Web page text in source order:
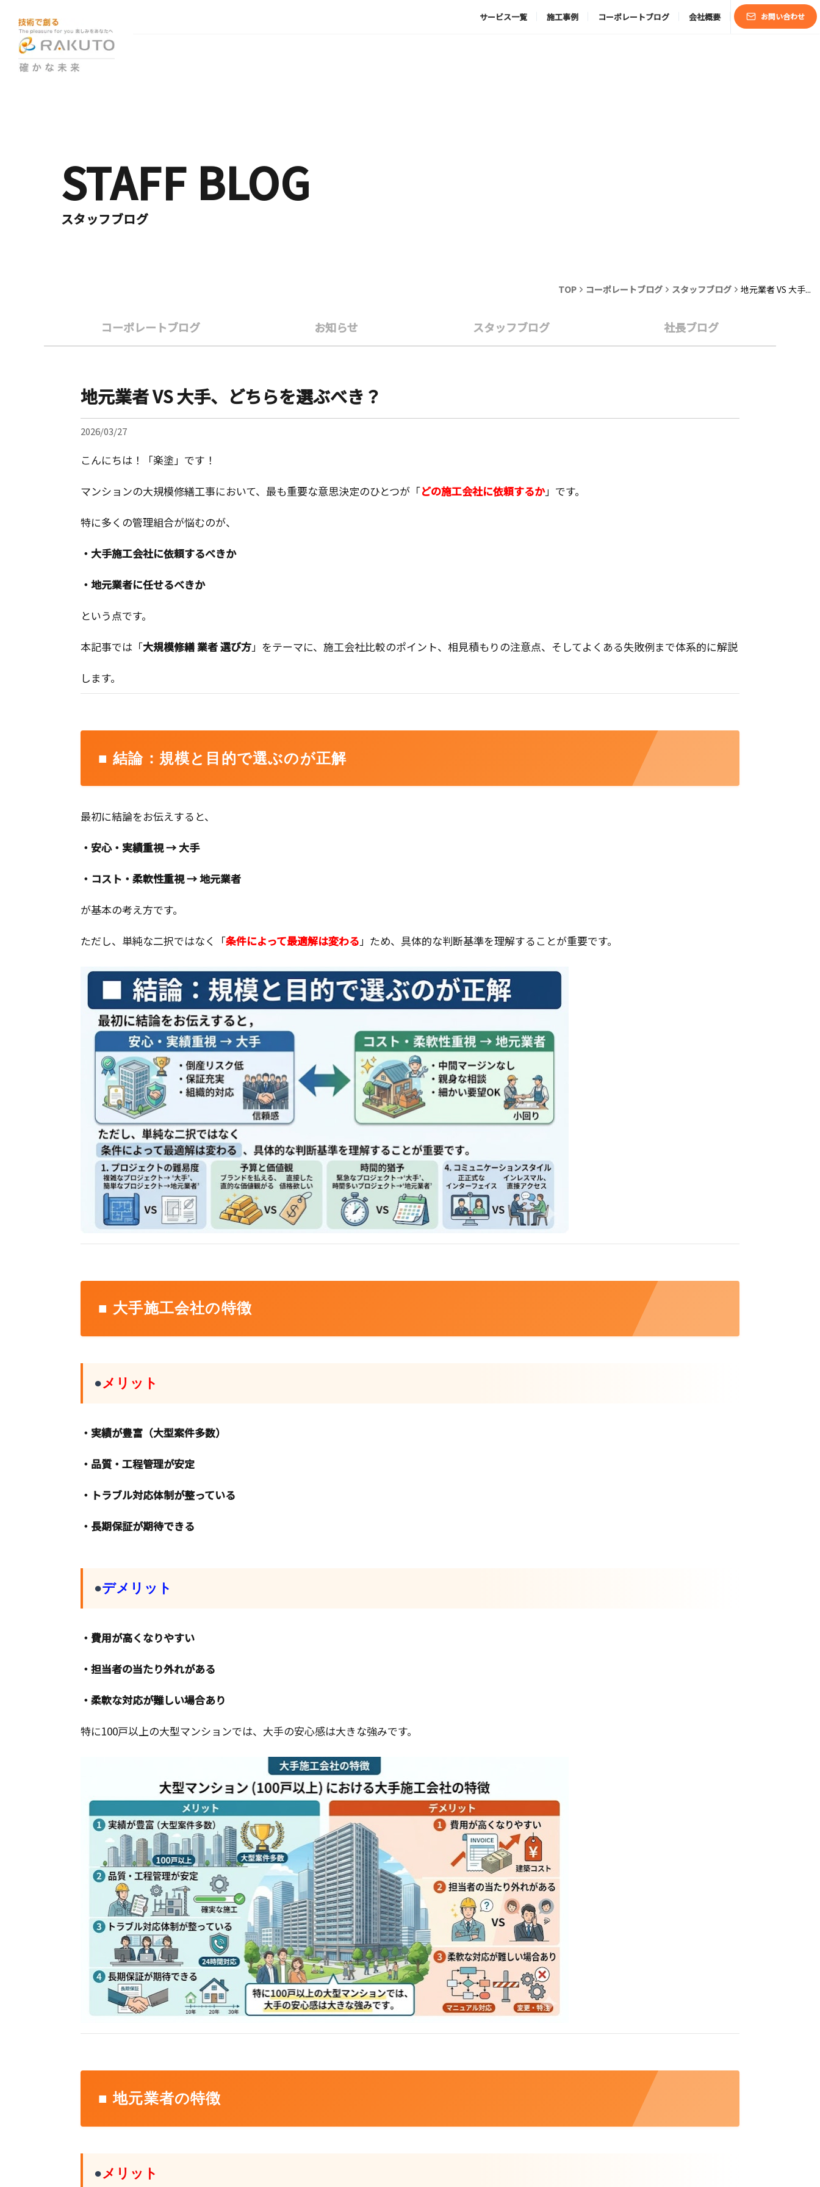
サービス一覧 施工事例 コーポレートブログ 会社概要 お問い合わせ
STAFF BLOG
スタッフブログ
TOP コーポレートブログ スタッフブログ 地元業者 VS 大手...
コーポレートブログ お知らせ スタッフブログ 社長ブログ
地元業者 VS 大手、どちらを選ぶべき？
2026/03/27
こんにちは！「楽塗」です！
マンションの大規模修繕工事において、最も重要な意思決定のひとつが「どの施工会社に依頼するか」です。
特に多くの管理組合が悩むのが、
・大手施工会社に依頼するべきか
・地元業者に任せるべきか
という点です。
本記事では「大規模修繕 業者 選び方」をテーマに、施工会社比較のポイント、相見積もりの注意点、そしてよくある失敗例まで体系的に解説
します。
■ 結論：規模と目的で選ぶのが正解
最初に結論をお伝えすると、
・安心・実績重視 → 大手
・コスト・柔軟性重視 → 地元業者
が基本の考え方です。
ただし、単純な二択ではなく「条件によって最適解は変わる」ため、具体的な判断基準を理解することが重要です。
■ 大手施工会社の特徴
●メリット
・実績が豊富（大型案件多数）
・品質・工程管理が安定
・トラブル対応体制が整っている
・長期保証が期待できる
●デメリット
・費用が高くなりやすい
・担当者の当たり外れがある
・柔軟な対応が難しい場合あり
特に100戸以上の大型マンションでは、大手の安心感は大きな強みです。
■ 地元業者の特徴
●メリット